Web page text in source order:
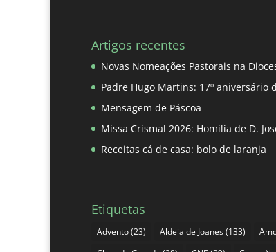
Artigos recentes
Novas Nomeações Pastorais na
Padre Hugo Martins: 17º aniversário
Mensagem de Páscoa
Missa Crismal 2026: Homilia de D.
Receitas cá de casa: bolo de laranja
Etiquetas
Advento(23) Aldeia de Joanes(133)